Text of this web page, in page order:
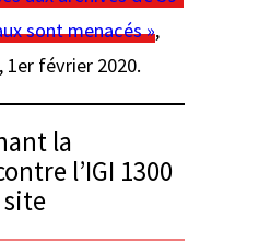
sont menacés »,
, 1er février 2020.
la
l’IGI 1300